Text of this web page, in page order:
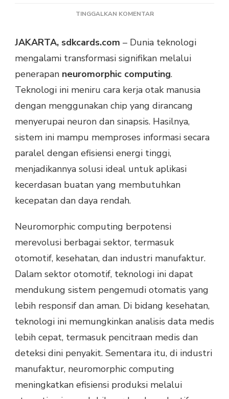
TINGGALKAN KOMENTARPADA
REVOLUSI
KECERDASAN
HEMAT
ENERGI
JAKARTA, sdkcards.com – Dunia teknologi
mengalami transformasi signifikan melalui
penerapan neuromorphic computing.
Teknologi ini meniru cara kerja otak manusia
dengan menggunakan chip yang dirancang
menyerupai neuron dan sinapsis. Hasilnya,
sistem ini mampu memproses informasi secara
paralel dengan efisiensi energi tinggi,
menjadikannya solusi ideal untuk aplikasi
kecerdasan buatan yang membutuhkan
kecepatan dan daya rendah.
Neuromorphic computing berpotensi
merevolusi berbagai sektor, termasuk
otomotif, kesehatan, dan industri manufaktur.
Dalam sektor otomotif, teknologi ini dapat
mendukung sistem pengemudi otomatis yang
lebih responsif dan aman. Di bidang kesehatan,
teknologi ini memungkinkan analisis data medis
lebih cepat, termasuk pencitraan medis dan
deteksi dini penyakit. Sementara itu, di industri
manufaktur, neuromorphic computing
meningkatkan efisiensi produksi melalui